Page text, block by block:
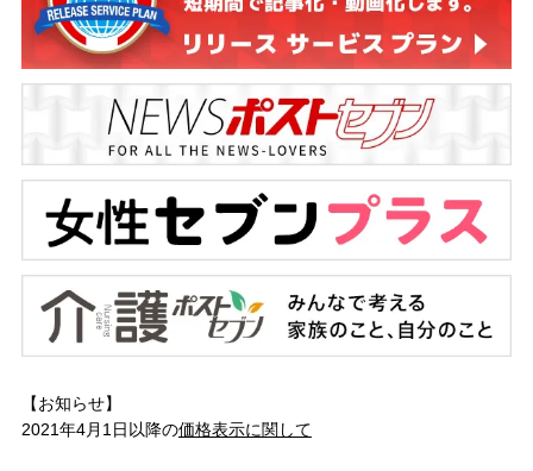
【お知らせ】
2021年4月1日以降の価格表示に関して